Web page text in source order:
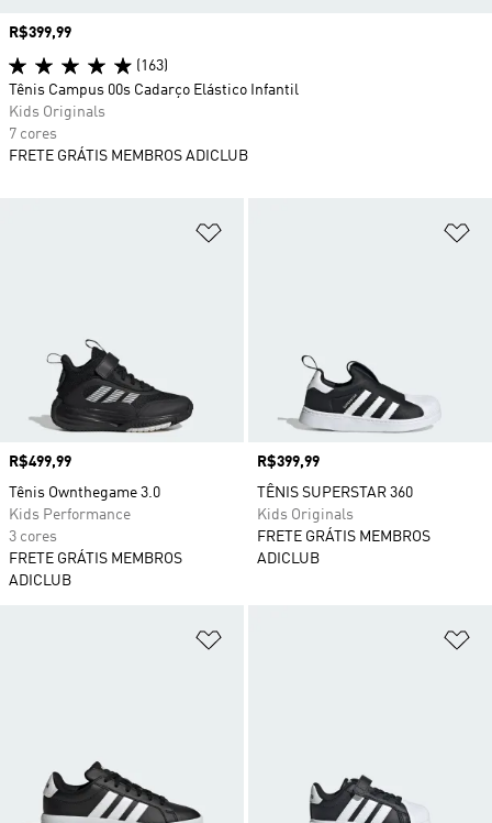
Preço
R$499,99
Tênis Ownthegame 3.0
Kids Performance
3 cores
FRETE GRÁTIS MEMBROS
ADICLUB
Preço
R$399,99
TÊNIS SUPERSTAR 360
Kids Originals
FRETE GRÁTIS MEMBROS
ADICLUB
Preço
R$399,99
(163)
Tênis Campus 00s Cadarço Elástico Infantil
Kids Originals
7 cores
FRETE GRÁTIS MEMBROS ADICLUB